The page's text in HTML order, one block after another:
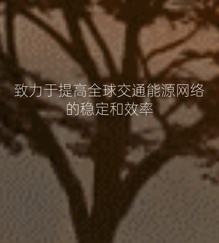
致力于提高全球交通能源网络
的稳定和效率